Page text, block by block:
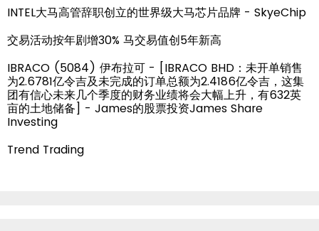
INTEL大马高管辞职创立的世界级大马芯片品牌 - SkyeChip
交易活动按年剧增30% 马交易值创5年新高
IBRACO (5084) 伊布拉可 - [IBRACO BHD：未开单销售
为2.6781亿令吉及未完成的订单总额为2.4186亿令吉，这集
团有信心未来几个季度的财务业绩将会大幅上升，有632英
亩的土地储备] - James的股票投资James Share
Investing
Trend Trading